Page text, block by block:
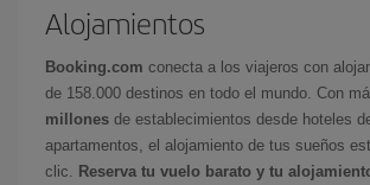
Alojamientos
Booking.com conecta a los viajeros con
de 158.000 destinos en todo el mundo. Con
millones de establecimientos desde hoteles
apartamentos, el alojamiento de tus sueños
clic.
Reserva tu vuelo barato y tu